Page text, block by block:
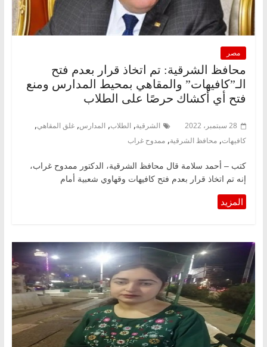
مصر
محافظ الشرقية: تم اتخاذ قرار بعدم فتح
الـ”كافيهات” والمقاهي بمحيط المدارس ومنع
فتح أي أكشاك حرصًا على الطلاب
28 سبتمبر، 2022 الشرقية, الطلاب, المدارس, غلق المقاهي,
كافيهات, محافظ الشرقية, ممدوح غراب
كتب – أحمد سلامة قال محافظ الشرقية، الدكتور ممدوح غراب،
إنه تم اتخاذ قرار بعدم فتح كافيهات وقهاوي شعبية أمام